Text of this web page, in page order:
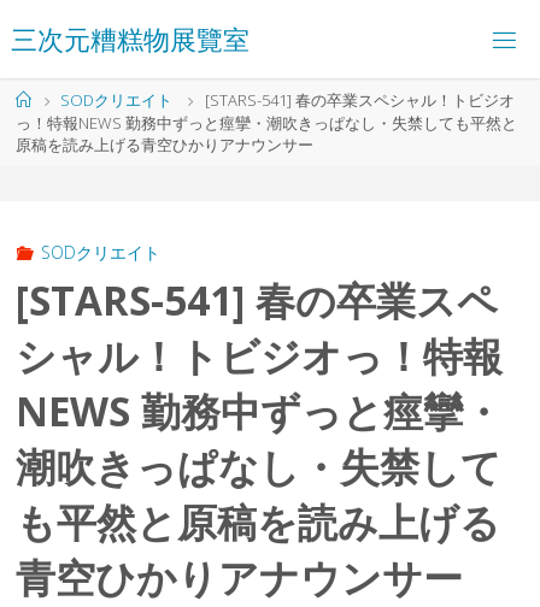
ン
テ
ン
三次元糟糕物展覽室
ホ
ー
ム
SODクリエイト
[STARS-541] 春の卒業スペシャル！トビジオ
っ！特報NEWS 勤務中ずっと痙攣・潮吹きっぱなし・失禁しても平然と
原稿を読み上げる青空ひかりアナウンサー
SODクリエイト
[STARS-541] 春の卒業スペ
シャル！トビジオっ！特報
NEWS 勤務中ずっと痙攣・
潮吹きっぱなし・失禁して
も平然と原稿を読み上げる
青空ひかりアナウンサー